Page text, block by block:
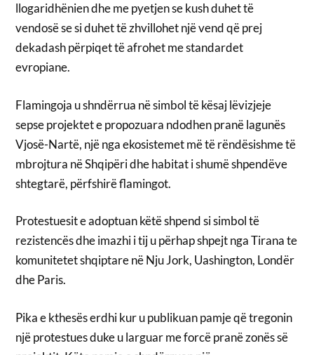
llogaridhënien dhe me pyetjen se kush duhet të
vendosë se si duhet të zhvillohet një vend që prej
dekadash përpiqet të afrohet me standardet
evropiane.
Flamingoja u shndërrua në simbol të kësaj lëvizjeje
sepse projektet e propozuara ndodhen pranë lagunës
Vjosë-Nartë, një nga ekosistemet më të rëndësishme të
mbrojtura në Shqipëri dhe habitat i shumë shpendëve
shtegtarë, përfshirë flamingot.
Protestuesit e adoptuan këtë shpend si simbol të
rezistencës dhe imazhi i tij u përhap shpejt nga Tirana te
komunitetet shqiptare në Nju Jork, Uashington, Londër
dhe Paris.
Pika e kthesës erdhi kur u publikuan pamje që tregonin
një protestues duke u larguar me forcë pranë zonës së